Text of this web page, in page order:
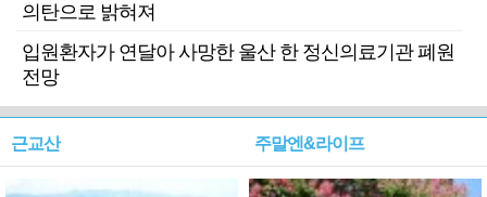
의탄으로 밝혀져
입원환자가 연달아 사망한 울산 한 정신의료기관 폐원
전망
근교산 주말엔&라이프